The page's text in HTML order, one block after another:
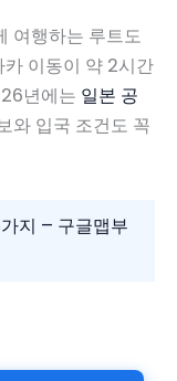
여행하는 루트도
이동이 약 2시간
년에는 일본 공
와 입국 조건도 꼭
지 – 구글맵부